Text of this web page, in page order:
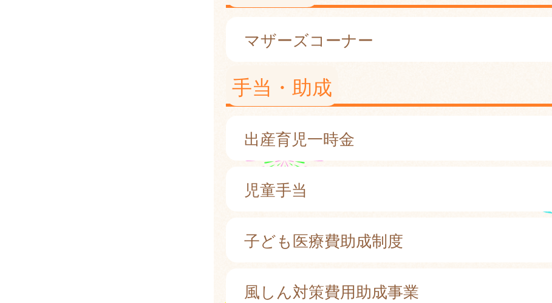
マザーズコーナー
手当・助成
出産育児一時金
児童手当
子ども医療費助成制度
風しん対策費用助成事業